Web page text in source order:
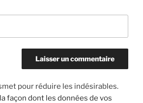
pour réduire les indésirables.
façon dont les données de vos